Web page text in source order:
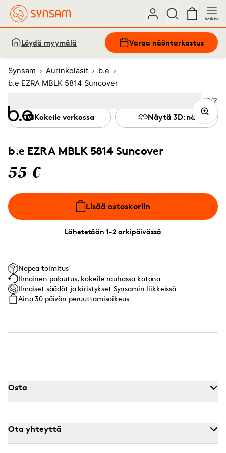
Valikko
Löydä myymälä Varaa näöntarkastus
Synsam Aurinkolasit
b.e
b.e EZRA MBLK 5814 Suncover
b.e EZRA MBLK 5814 Suncover
55 €
Lisää ostoskoriin
Lähetetään 1-2 arkipäivässä
Kokeile verkossa Näytä 3D:nä
Nopea toimitus
Ilmainen palautus, kokeile rauhassa kotona
Ilmaiset säädöt ja kiristykset Synsamin liikkeissä
Aina 30 päivän peruuttamisoikeus
Kuva
2/2
(Current image)
Osta
Ota yhteyttä